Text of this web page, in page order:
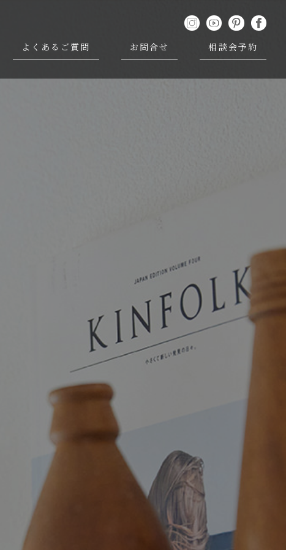
よくあるご質問 お問合せ 相談会予約